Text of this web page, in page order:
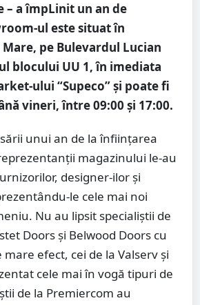
a împLinit un an de
ul este situat în
pe Bulevardul Lucian
blocului UU 1, în imediata
ului “Supeco” și poate fi
vineri, între 09:00 și 17:00.
unui an de la înființarea
magazinului le-au
designer-ilor și
le cele mai noi
Nu au lipsit specialiștii de
Doors și Belwood Doors cu
efect, cei de la Valserv și
cele mai în vogă tipuri de
de la Premiercom au